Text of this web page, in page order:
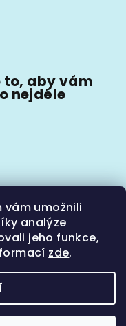
vám umožnili
analýze
jeho funkce,
zde.
aby vám
nejdéle
vyhrazena.